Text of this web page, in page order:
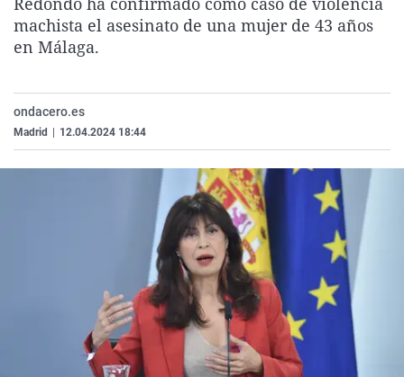
La rosa de los vientos
Caso
Extremadura
Virales
machista el asesinato de una mujer de 43 años
en Málaga.
ondacero.es
Madrid 12.04.2024 18:44